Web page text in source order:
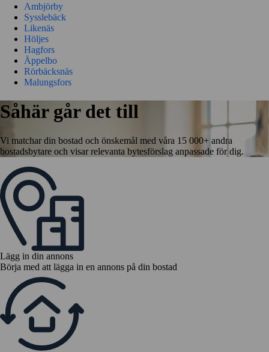
Ambjörby
Sysslebäck
Likenäs
Höljes
Hagfors
Äppelbo
Rörbäcksnäs
Malungsfors
Såhär går det till
Vi matchar din bostad och önskemål med våra 15 000+ andra
bostadsbytare och visar relevanta bytesförslag anpassade för dig.
Lägg in din annons
Börja med att lägga in en annons på din bostad